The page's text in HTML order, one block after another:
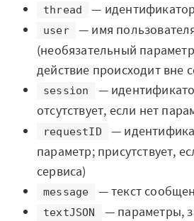
Loginom + AI
AI в экосистеме
Преимущества
Для аналитиков
Для IT-специалистов
Вопросы и ответы
Маркетплейс
thread —
user
— имя
(необязательный
действие происходит вне
session
—
отсутствует, если нет
requestID
—
параметр; присутствует,
сервиса)
message — текст
textJSON
— параметры,